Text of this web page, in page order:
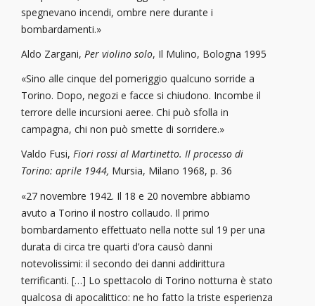
spegnevano incendi, ombre nere durante i
bombardamenti.»
Aldo Zargani, Per violino solo, Il Mulino, Bologna 1995
«Sino alle cinque del pomeriggio qualcuno sorride a
Torino. Dopo, negozi e facce si chiudono. Incombe il
terrore delle incursioni aeree. Chi può sfolla in
campagna, chi non può smette di sorridere.»
Valdo Fusi, Fiori rossi al Martinetto. Il processo di
Torino: aprile 1944, Mursia, Milano 1968, p. 36
«27 novembre 1942. Il 18 e 20 novembre abbiamo
avuto a Torino il nostro collaudo. Il primo
bombardamento effettuato nella notte sul 19 per una
durata di circa tre quarti d’ora causò danni
notevolissimi: il secondo dei danni addirittura
terrificanti. […] Lo spettacolo di Torino notturna è stato
qualcosa di apocalittico: ne ho fatto la triste esperienza